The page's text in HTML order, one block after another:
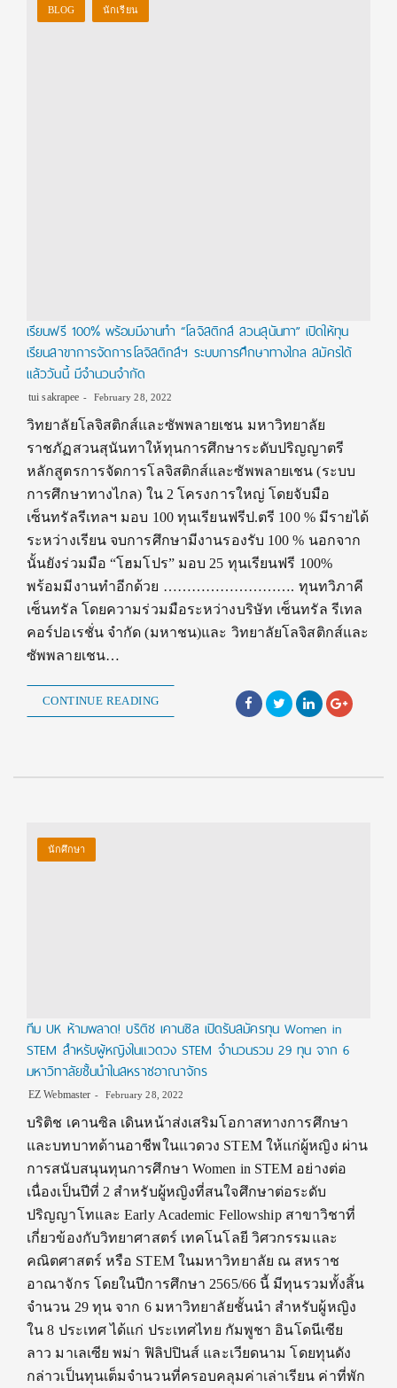
BLOG นักเรียน
เรียนฟรี 100% พร้อมมีงานทำ “โลจิสติกส์ สวนสุนันทา” เปิดให้ทุน
เรียนสาขาการจัดการโลจิสติกส์ฯ ระบบการศึกษาทางไกล สมัครได้
แล้ววันนี้ มีจำนวนจำกัด
tui sakrapee February 28, 2022
วิทยาลัยโลจิสติกส์และซัพพลายเชน มหาวิทยาลัย
ราชภัฏสวนสุนันทาให้ทุนการศึกษาระดับปริญญาตรี
หลักสูตรการจัดการโลจิสติกส์และซัพพลายเชน (ระบบ
การศึกษาทางไกล) ใน 2 โครงการใหญ่ โดยจับมือ
เซ็นทรัลรีเทลฯ มอบ 100 ทุนเรียนฟรีป.ตรี 100 % มีรายได้
ระหว่างเรียน จบการศึกษามีงานรองรับ 100 % นอกจาก
นั้นยังร่วมมือ “โฮมโปร” มอบ 25 ทุนเรียนฟรี 100%
พร้อมมีงานทำอีกด้วย ………………………. ทุนทวิภาคี
เซ็นทรัล โดยความร่วมมือระหว่างบริษัท เซ็นทรัล รีเทล
คอร์ปอเรชั่น จำกัด (มหาชน)และ วิทยาลัยโลจิสติกส์และ
ซัพพลายเชน…
CONTINUE READING
นักศึกษา
ทีม UK ห้ามพลาด! บริติช เคานซิล เปิดรับสมัครทุน Women in
STEM สำหรับผู้หญิงในแวดวง STEM จำนวนรวม 29 ทุน จาก 6
มหาวิทาลัยชั้นนำในสหราชอาณาจักร
EZ Webmaster February 28, 2022
บริติช เคานซิล เดินหน้าส่งเสริมโอกาสทางการศึกษา
และบทบาทด้านอาชีพในแวดวง STEM ให้แก่ผู้หญิง ผ่าน
การสนับสนุนทุนการศึกษา Women in STEM อย่างต่อ
เนื่องเป็นปีที่ 2 สำหรับผู้หญิงที่สนใจศึกษาต่อระดับ
ปริญญาโทและ Early Academic Fellowship สาขาวิชาที่
เกี่ยวข้องกับวิทยาศาสตร์ เทคโนโลยี วิศวกรรมและ
คณิตศาสตร์ หรือ STEM ในมหาวิทยาลัย ณ สหราช
อาณาจักร โดยในปีการศึกษา 2565/66 นี้ มีทุนรวมทั้งสิ้น
จำนวน 29 ทุน จาก 6 มหาวิทยาลัยชั้นนำ สำหรับผู้หญิง
ใน 8 ประเทศ ได้แก่ ประเทศไทย กัมพูชา อินโดนีเซีย
ลาว มาเลเซีย พม่า ฟิลิปปินส์ และเวียดนาม โดยทุนดัง
กล่าวเป็นทุนเต็มจำนวนที่ครอบคลุมค่าเล่าเรียน ค่าที่พัก